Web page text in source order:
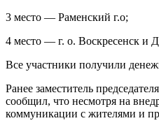
3 место — Раменский г.о;
4 место — г. о. Воскресенск и
Все участники получили
Ранее заместитель
сообщил, что несмотря на
коммуникации с жителями и